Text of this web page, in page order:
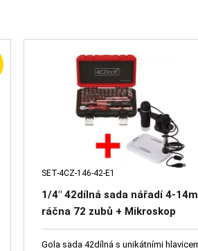
SET-4CZ-146-42-E1
1/4" 42dílná sada nářadí 4-
ráčna 72 zubů + Mikroskop
Levenhuk DTX
Gola sada 42dílná s unikátními